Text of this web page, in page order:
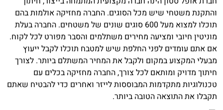
והתקנת משטחי שיש מכל הסוגים. החברה מחזיקה אולמות בהם
תוכלו למצוא מעל 600 סוגים שונים של משטחים. החברה בעלת
מוניטין חיובי ומציעה מחירים משתלמים והסבר מפורט לכל לקוח.
אם אתם עומדים לפני החלפת שיש למטבח תוכלו לקבל ייעוץ
מבעלי המקצוע במקום ולקבל את המחיר המשתלם ביותר. לצורך
חיתוך מדויק ומותאם לכל צורך, החברה מחזיקה בכלים עם
טכנולוגיות מתקדמות המבוססות לייזר ואחרים כדי להבטיח שאתם
תקבלו את התוצאה הטובה ביותר.